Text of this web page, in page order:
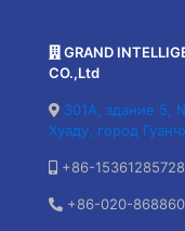
GRAND
CO.,Ltd
301A, здание 5,
Хуаду, город
+86-15361285728
+86-020-